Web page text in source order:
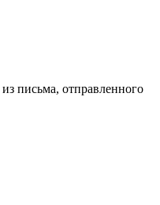
письма, отправленного